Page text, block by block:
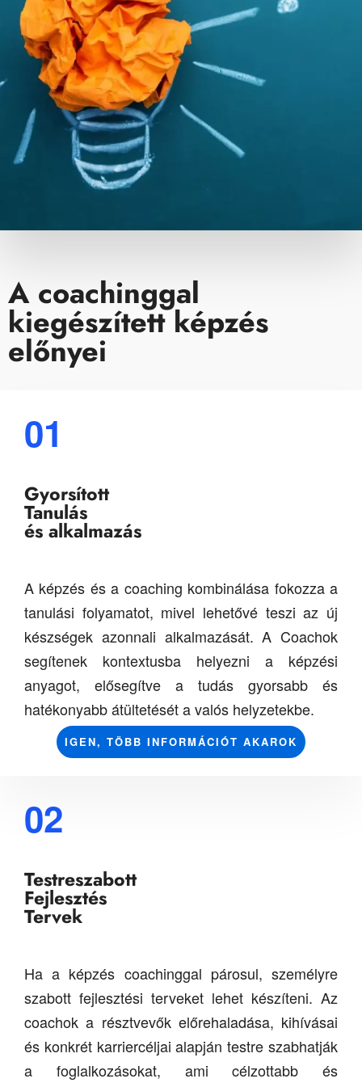
A coachinggal
kiegészített képzés
előnyei
01
Gyorsított
Tanulás
és alkalmazás
A képzés és a coaching kombinálása fokozza a
tanulási folyamatot, mivel lehetővé teszi az új
készségek azonnali alkalmazását. A Coachok
segítenek kontextusba helyezni a képzési
anyagot, elősegítve a tudás gyorsabb és
hatékonyabb átültetését a valós helyzetekbe.
IGEN, TÖBB INFORMÁCIÓT AKAROK
02
Testreszabott
Fejlesztés
Tervek
Ha a képzés coachinggal párosul, személyre
szabott fejlesztési terveket lehet készíteni. Az
coachok a résztvevők előrehaladása, kihívásai
és konkrét karriercéljai alapján testre szabhatják
a foglalkozásokat, ami célzottabb és